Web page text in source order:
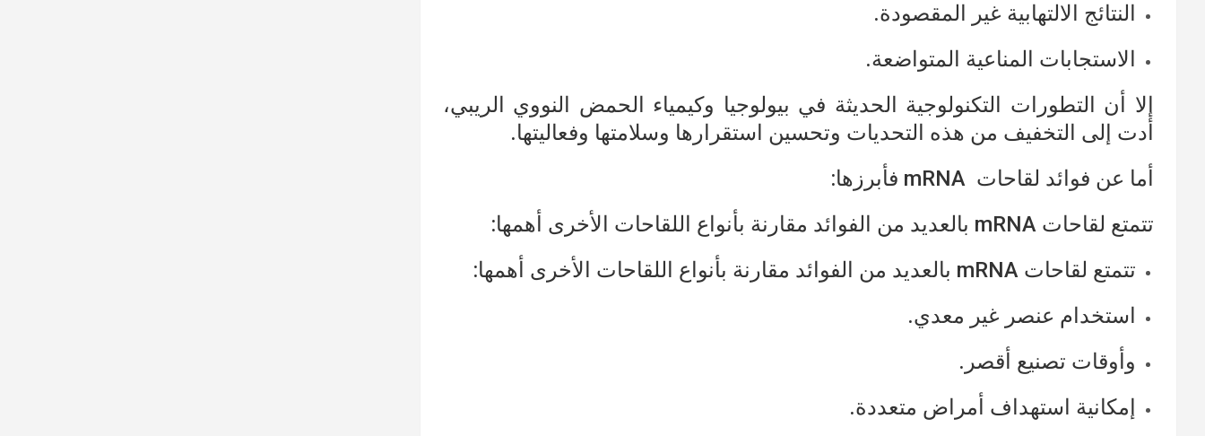
النتائج الالتهابية غير المقصودة.
الاستجابات المناعية المتواضعة.
إلا أن التطورات التكنولوجية الحديثة في بيولوجيا وكيمياء الحمض النووي الريبي،
أدت إلى التخفيف من هذه التحديات وتحسين استقرارها وسلامتها وفعاليتها.
أما عن فوائد لقاحات mRNA فأبرزها:
تتمتع لقاحات mRNA بالعديد من الفوائد مقارنة بأنواع اللقاحات الأخرى أهمها:
تتمتع لقاحات mRNA بالعديد من الفوائد مقارنة بأنواع اللقاحات الأخرى أهمها:
استخدام عنصر غير معدي.
وأوقات تصنيع أقصر.
إمكانية استهداف أمراض متعددة.